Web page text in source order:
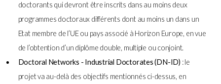
doctorants qui devront être inscrits dans au moins deux
programmes doctoraux différents dont au moins un dans un
Etat membre de l’UE ou pays associé à Horizon Europe, en vue
de l’obtention d’un diplôme double, multiple ou conjoint.
Doctoral Networks - Industrial Doctorates (DN-ID) : le
projet va au-delà des objectifs mentionnés ci-dessus, en